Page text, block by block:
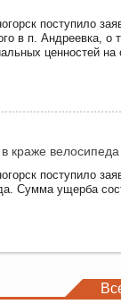
поступило
в п. Андреевка, о
ценностей
краже велосипеда
поступило
Сумма ущерба